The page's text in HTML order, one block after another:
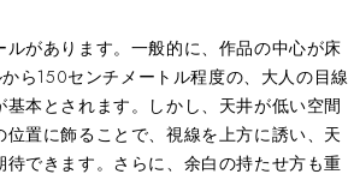
ルがあります。一般的に、作品の中心が床
ら150センチメートル程度の、大人の目線
本とされます。しかし、天井が低い空間
置に飾ることで、視線を上方に誘い、天
できます。さらに、余白の持たせ方も重